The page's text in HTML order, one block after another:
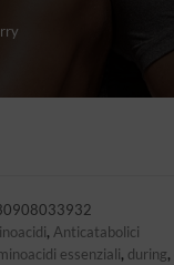
, Anticatabolici
essenziali, during,